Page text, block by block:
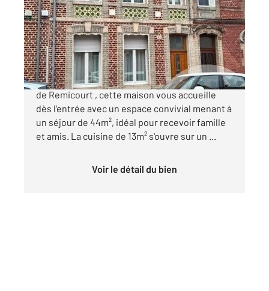
Ref : 13672
Maison à vendre
227 900 €
EN EXCLUSIVITE Nichée au cœur du quartier
de Remicourt , cette maison vous accueille
dès l'entrée avec un espace convivial menant à
un séjour de 44m², idéal pour recevoir famille
et amis. La cuisine de 13m² s'ouvre sur un ...
Voir le détail du bien